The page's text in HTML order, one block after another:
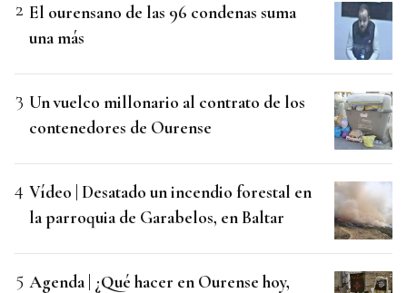
El ourensano de las 96 condenas suma
una más
Un vuelco millonario al contrato de los
contenedores de Ourense
Vídeo | Desatado un incendio forestal en
la parroquia de Garabelos, en Baltar
Agenda | ¿Qué hacer en Ourense hoy,